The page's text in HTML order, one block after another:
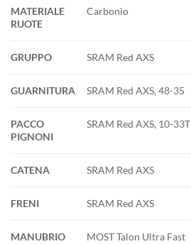
MATERIALE
RUOTE
Carbonio
GRUPPO SRAM Red AXS
GUARNITURA SRAM Red AXS, 48-35
PACCO
PIGNONI
SRAM Red AXS, 10-33T
CATENA SRAM Red AXS
FRENI SRAM Red AXS
MANUBRIO MOST Talon Ultra Fast